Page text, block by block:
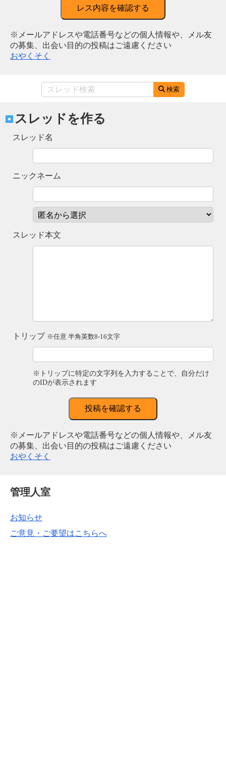
レス内容を確認する
※メールアドレスや電話番号などの個人情報や、メル友
の募集、出会い目的の投稿はご遠慮ください
おやくそく
検索
スレッドを作る
スレッド名
ニックネーム
スレッド本文
トリップ ※任意 半角英数8-16文字
※トリップに特定の文字列を入力することで、自分だけ
のIDが表示されます
投稿を確認する
※メールアドレスや電話番号などの個人情報や、メル友
の募集、出会い目的の投稿はご遠慮ください
おやくそく
管理人室
お知らせ
ご意見・ご要望はこちらへ